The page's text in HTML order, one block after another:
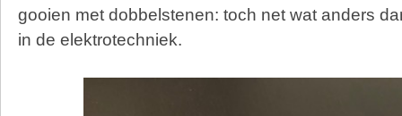
gooien met dobbelstenen: toch net wat anders
in de elektrotechniek.